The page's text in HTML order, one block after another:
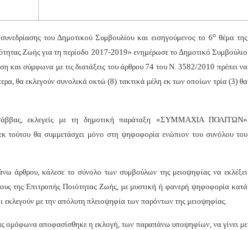
του Δημοτικού Συμβουλίου και εισηγούμενος το 6ο θέμα της
Ζωής για τη περίοδο 2017-2019» ενημέρωσε το Δημοτικό Συμβούλιο
και σύμφωνα με τις διατάξεις του άρθρου 74 του Ν. 3582/2010 πρέπει να
θα εκλεγούν συνολικά οκτώ (8) τακτικά μέλη εκ των οποίων τρία (3) θα
εκλεγείς με τη δημοτική παράταξη «ΣΥΜΜΑΧΙΑ ΠΟΛΙΤΩΝ»
τούτου θα συμμετάσχει μόνο στη ψηφοφορία ενώπιον του συνόλου του
άρθρου, κάλεσε το σύνολο των συμβούλων της μειοψηφίας να εκλέξει
της Επιτροπής Ποιότητας Ζωής, με μυστική ή φανερή ψηφοφορία κατά
με την απόλυτη πλειοψηφία των παρόντων της μειοψηφίας.
αποφασίσθηκε η εκλογή, των παραπάνω υποψηφίων, να γίνει με